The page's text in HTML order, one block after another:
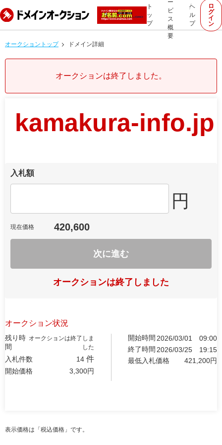
ト
ッ
プ
ー
ビ
ス
概
要
ヘ
ル
プ
ロ
グ
イ
ン
オークショントップ ドメイン詳細
オークションは終了しました。
kamakura-info.jp
入札額
円
現在価格 420,600
次に進む
オークションは終了しました
オークション状況
残り時
間
オークションは終了しま
した
入札件数 14 件
開始価格 3,300円
開始時間 2026/03/01
09:00
終了時間 2026/03/25
19:15
最低入札価格
421,200円
表示価格は「税込価格」です。